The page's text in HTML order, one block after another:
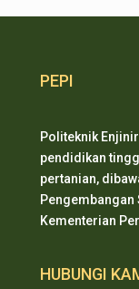
PEPI
Politeknik
pendidikan
pertanian,
Pengembangan
Kementerian
HUBUNGI